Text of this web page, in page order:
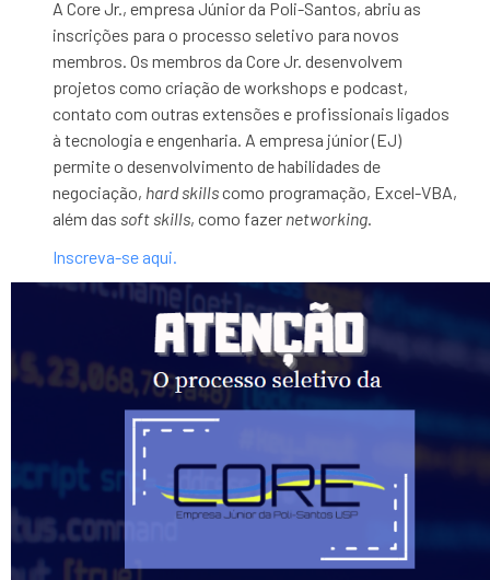
A Core Jr., empresa Júnior da Poli-Santos, abriu as
inscrições para o processo seletivo para novos
membros. Os membros da Core Jr. desenvolvem
projetos como criação de workshops e podcast,
contato com outras extensões e profissionais ligados
à tecnologia e engenharia. A empresa júnior (EJ)
permite o desenvolvimento de habilidades de
negociação, hard skillscomo programação, Excel-VBA,
além das soft skills, como fazer networking.
Inscreva-se aqui.